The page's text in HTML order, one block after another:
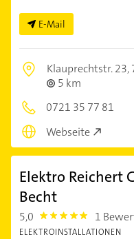
E-Mail
Klauprechtstr. 23,
5 km
0721 35 77 81
Webseite
Elektro Reichert
Becht
5,0 5.0 1
ELEKTROINSTALLATIONEN